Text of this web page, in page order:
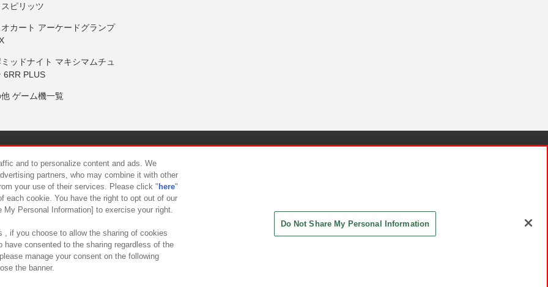
ピリッツ
カート アーケードグランプ
ッドナイト マキシマムチュ
6RR PLUS
ゲーム機一覧
について カスタマーハラスメント対応方針
and to personalize content and ads. We
partners, who may combine it with other
your use of their services. Please click " here"
each cookie. You have the right to opt out of our
Personal Information] to exercise your right.
, if you choose to allow the sharing of cookies
have consented to the sharing regardless of the
manage your consent on the following
the banner.
Do Not Share My Personal Information